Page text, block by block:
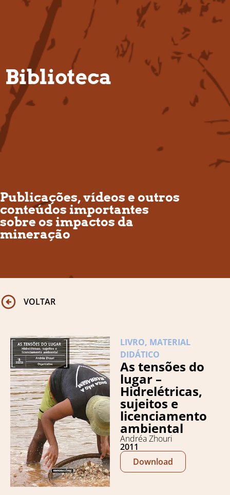
PT
Biblioteca
Publicações, vídeos e outros
conteúdos importantes
sobre os impactos da
mineração
VOLTAR
LIVRO, MATERIAL
DIDÁTICO
As tensões do
lugar –
Hidrelétricas,
sujeitos e
licenciamento
ambiental
Andréa Zhouri
2011
Download